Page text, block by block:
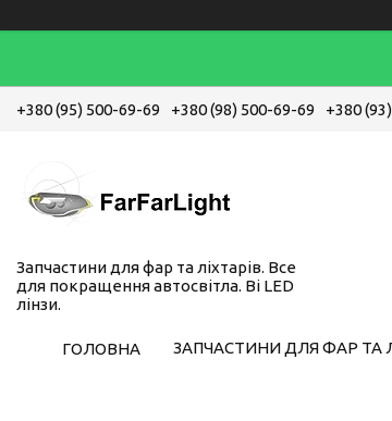
+380 (95) 500-69-69 +380 (98) 500-69-69 +380
Запчастини для фар та ліхтарів. Все
для покращення автосвітла. Bi LED
лінзи.
ГОЛОВНА ЗАПЧАСТИНИ ДЛЯ ФАР ТА